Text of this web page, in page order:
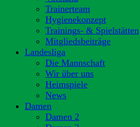
Trainerteam
Hygienekonzept
Trainings- & Spielstätten
Mitgliedsbeiträge
Landesliga
Die Mannschaft
Wir über uns
Heimspiele
News
Damen
Damen 2